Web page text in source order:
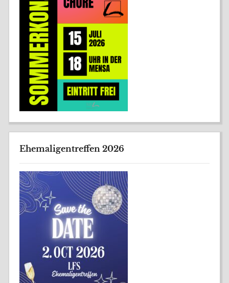
Ehemaligentreffen 2026